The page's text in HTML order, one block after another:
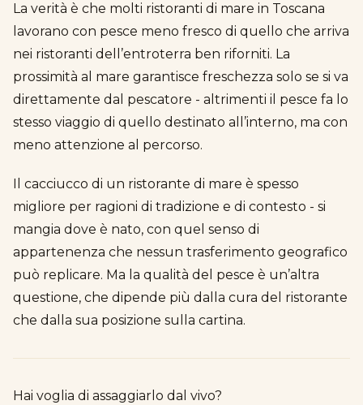
La verità è che molti ristoranti di mare in Toscana
lavorano con pesce meno fresco di quello che arriva
nei ristoranti dell’entroterra ben riforniti. La
prossimità al mare garantisce freschezza solo se si va
direttamente dal pescatore - altrimenti il pesce fa lo
stesso viaggio di quello destinato all’interno, ma con
meno attenzione al percorso.
Il cacciucco di un ristorante di mare è spesso
migliore per ragioni di tradizione e di contesto - si
mangia dove è nato, con quel senso di
appartenenza che nessun trasferimento geografico
può replicare. Ma la qualità del pesce è un’altra
questione, che dipende più dalla cura del ristorante
che dalla sua posizione sulla cartina.
Hai voglia di assaggiarlo dal vivo?